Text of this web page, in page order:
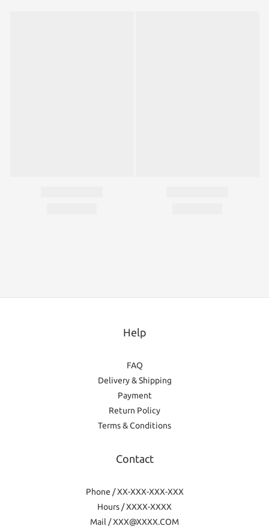
Help
FAQ
Delivery & Shipping
Payment
Return Policy
Terms & Conditions
Contact
Phone / XX-XXX-XXX-XXX
Hours / XXXX-XXXX
Mail / XXX@XXXX.COM